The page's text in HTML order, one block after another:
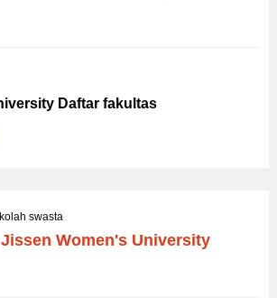
Daftar fakultas
swasta
Jissen Women's University